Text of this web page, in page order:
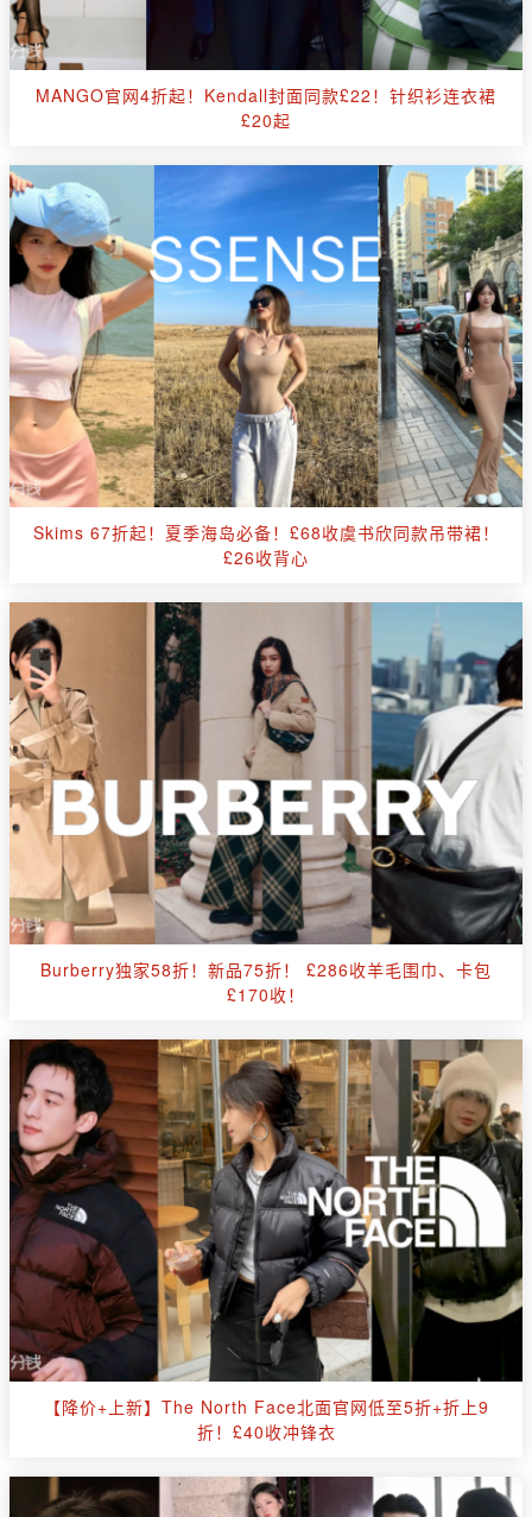
MANGO官网4折起！Kendall封面同款£22！针织衫连衣裙
£20起
Skims 67折起！夏季海岛必备！£68收虞书欣同款吊带裙！
£26收背心
Burberry独家58折！新品75折！ £286收羊毛围巾、卡包
£170收！
【降价+上新】The North Face北面官网低至5折+折上9
折！£40收冲锋衣